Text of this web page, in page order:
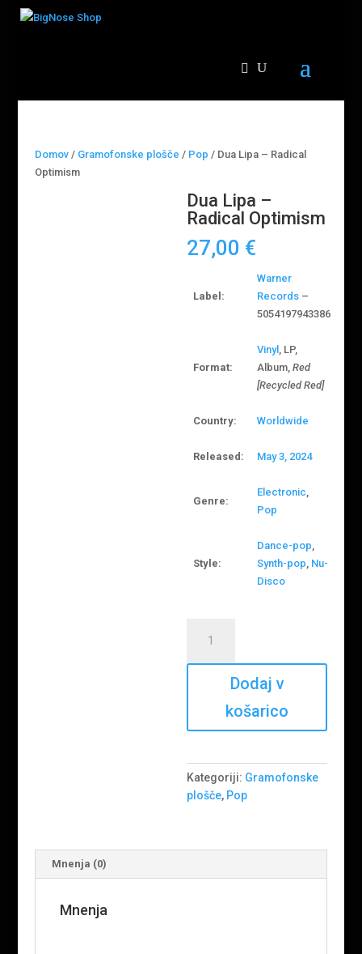
Domov/ Gramofonske plošče / Pop / Dua Lipa – Radical
Optimism
Dua Lipa –
Radical Optimism
27,00 €
Label:
Warner
Records–
5054197943386
Format:
Vinyl , LP,
Album, Red
[Recycled Red]
Country: Worldwide
Released: May 3, 2024
Genre:
Electronic,
Pop
Style:
Dance-pop,
Synth-pop, Nu-
Disco
–
Dodaj v
košarico
Kategoriji: Gramofonske
plošče, Pop
Mnenja (0)
Mnenja